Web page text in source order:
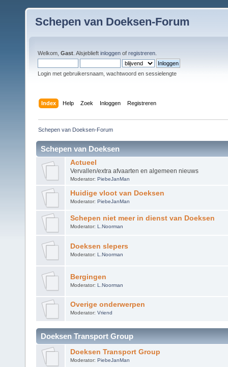
Schepen van Doeksen-Forum
Welkom, Gast . Alsjeblieft inloggen of registreren
Login met gebruikersnaam, wachtwoord en sessielengte
Index Help Zoek Inloggen Registreren
Schepen van Doeksen-Forum
Schepen van Doeksen
Actueel
Vervallen/extra afvaarten en algemeen nieuws
Moderator: PiebeJanMan
Huidige vloot van Doeksen
Moderator: PiebeJanMan
Schepen niet meer in dienst van Doeksen
Moderator: L.Noorman
Doeksen slepers
Moderator: L.Noorman
Bergingen
Moderator: L.Noorman
Overige onderwerpen
Moderator: Vriend
Doeksen Transport Group
Doeksen Transport Group
Moderator: PiebeJanMan